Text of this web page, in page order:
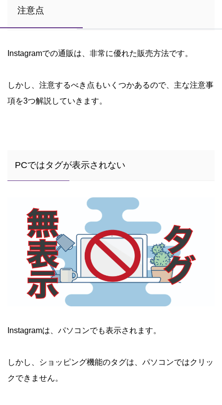
注意点
Instagramでの通販は、非常に優れた販売方法です。
しかし、注意するべき点もいくつかあるので、主な注意事
項を3つ解説していきます。
PCではタグが表示されない
Instagramは、パソコンでも表示されます。
しかし、ショッピング機能のタグは、パソコンではクリッ
クできません。